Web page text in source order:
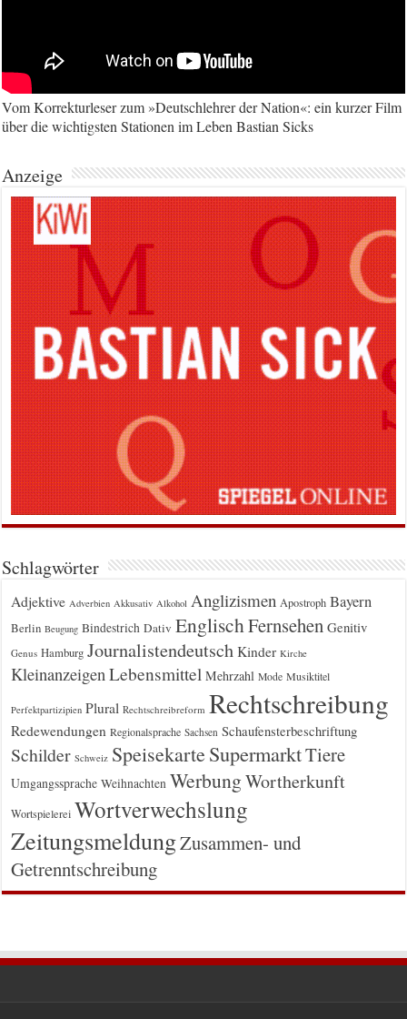
Vom Korrekturleser zum »Deutschlehrer der Nation«: ein kurzer Film
über die wichtigsten Stationen im Leben Bastian Sicks
Anzeige
Schlagwörter
Adjektive Adverbien Akkusativ Alkohol Anglizismen Apostroph Bayern
Berlin Beugung Bindestrich Dativ EnglischFernsehen Genitiv
Genus Hamburg Journalistendeutsch Kinder Kirche
KleinanzeigenLebensmittel Mehrzahl Mode Musiktitel
Perfektpartizipien Plural Rechtschreibreform Rechtschreibung
Redewendungen Regionalsprache Sachsen Schaufensterbeschriftung
Schilder Schweiz Speisekarte SupermarktTiere
Umgangssprache Weihnachten WerbungWortherkunft
Wortspielerei Wortverwechslung
ZeitungsmeldungZusammen- und
Getrenntschreibung